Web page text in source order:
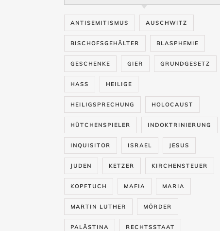
ANTISEMITISMUS AUSCHWITZ
BISCHOFSGEHÄLTER BLASPHEMIE
GESCHENKE GIER GRUNDGESETZ
HASS HEILIGE
HEILIGSPRECHUNG HOLOCAUST
HÜTCHENSPIELER INDOKTRINIERUNG
INQUISITOR ISRAEL JESUS
JUDEN KETZER KIRCHENSTEUER
KOPFTUCH MAFIA MARIA
MARTIN LUTHER MÖRDER
PALÄSTINA RECHTSSTAAT